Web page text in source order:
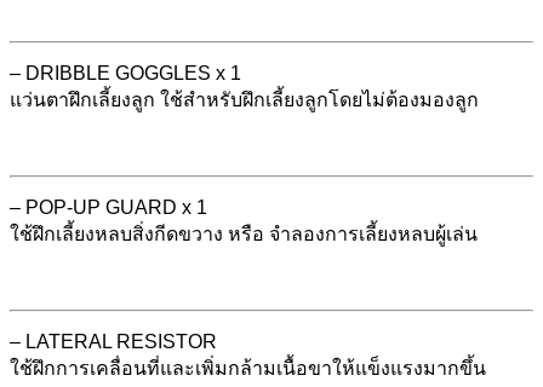
– DRIBBLE GOGGLES x 1
แว่นตาฝึกเลี้ยงลูก ใช้สำหรับฝึกเลี้ยงลูกโดยไม่ต้องมองลูก
– POP-UP GUARD x 1
ใช้ฝึกเลี้ยงหลบสิ่งกีดขวาง หรือ จำลองการเลี้ยงหลบผู้เล่น
– LATERAL RESISTOR
ใช้ฝึกการเคลื่อนที่และเพิ่มกล้ามเนื้อขาให้แข็งแรงมากขึ้น